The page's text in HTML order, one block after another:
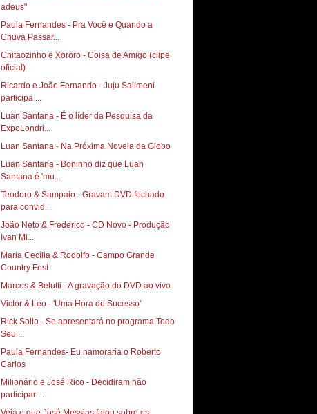
adeus"
Paula Fernandes - Pra Você e Quando a
Chuva Passar...
Chitaozinho e Xororo - Coisa de Amigo (clipe
oficial)
Ricardo e João Fernando - Juju Salimeni
participa ...
Luan Santana - É o líder da Pesquisa da
ExpoLondri...
Luan Santana - Na Próxima Novela da Globo
Luan Santana - Boninho diz que Luan
Santana é 'mu...
Teodoro & Sampaio - Gravam DVD fechado
para convid...
João Neto & Frederico - CD Novo - Produção
Ivan Mi...
Maria Cecília & Rodolfo - Campo Grande
Country Fest
Marcos & Belutti - A gravação do DVD ao vivo
Victor & Leo - 'Uma Hora de Sucesso'
Rick Sollo - Se apresentará no programa Todo
Seu ...
Paula Fernandes- Eu namoraria o Roberto
Carlos
Milionário e José Rico - Decidiram não
participar ...